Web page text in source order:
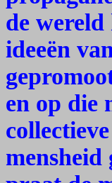
de
ideeën
en op die
mensheid